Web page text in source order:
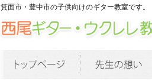
箕面市・豊中市の子供向けのギター教室です。